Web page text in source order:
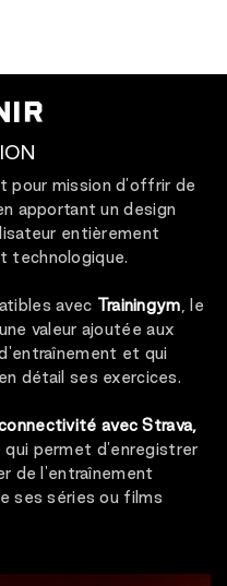
pour mission d'offrir de
apportant un design
entièrement
technologique.
avec Trainingym , le
valeur ajoutée aux
et qui
détail ses exercices.
avec Strava,
qui permet d'enregistrer
de l'entraînement
ses séries ou films